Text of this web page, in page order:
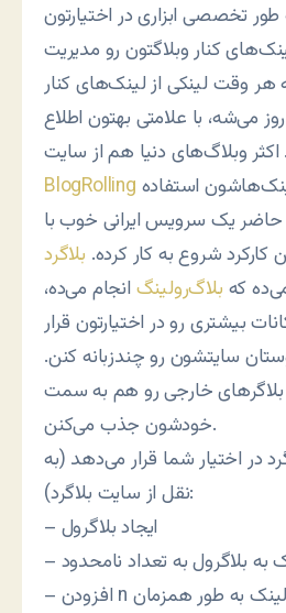
تخصصی ابزاری در اختیارتون
کنار وبلاگتون رو مدیریت
هر وقت لینکی از لینک‌‌های کنار
می‌شه، با علامتی بهتون اطلاع
اکثر وبلاگ‌‌های دنیا هم از سایت
BlogRolling
حاضر یک سرویس ایرانی خوب با
کارکرد شروع به کار کرده. بلاگرد
که بلاگ‌رولینگ انجام می‌ده،
بیشتری رو در اختیارتون قرار
سایتشون رو چندزبانه کنن.
خارجی رو هم به سمت
خودشون جذب می‌کنن.
در اختیار شما قرار می‌دهد (به
نقل از سایت بلاگرد):
– ایجاد بلاگرول
به بلاگرول به تعداد نامحدود
– افزودن n لینک به طور همزمان